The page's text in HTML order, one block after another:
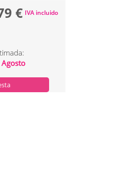
€ IVA incluido